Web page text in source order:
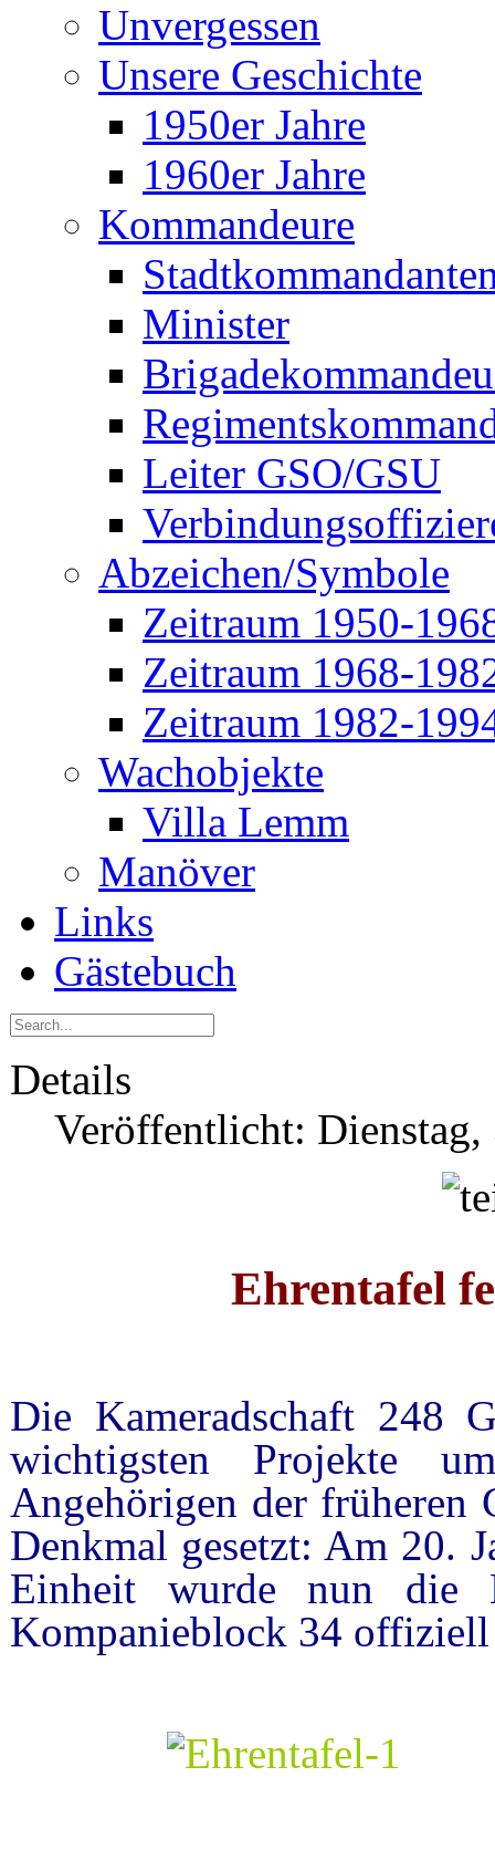
Unvergessen
Unsere Geschichte
1950er Jahre
1960er Jahre
Kommandeure
Minister
Leiter GSO/GSU
Abzeichen/Symbole
Zeitraum 1950-
Zeitraum 1968-
Zeitraum 1982-
Wachobjekte
Villa Lemm
Manöver
Links
Gästebuch
Details
Veröffentlicht: Dienstag,
Ehrentafel
Die Kameradschaft 248
wichtigsten Projekte
Angehörigen der früheren
Denkmal gesetzt: Am 20.
Einheit wurde nun die
Kompanieblock 34